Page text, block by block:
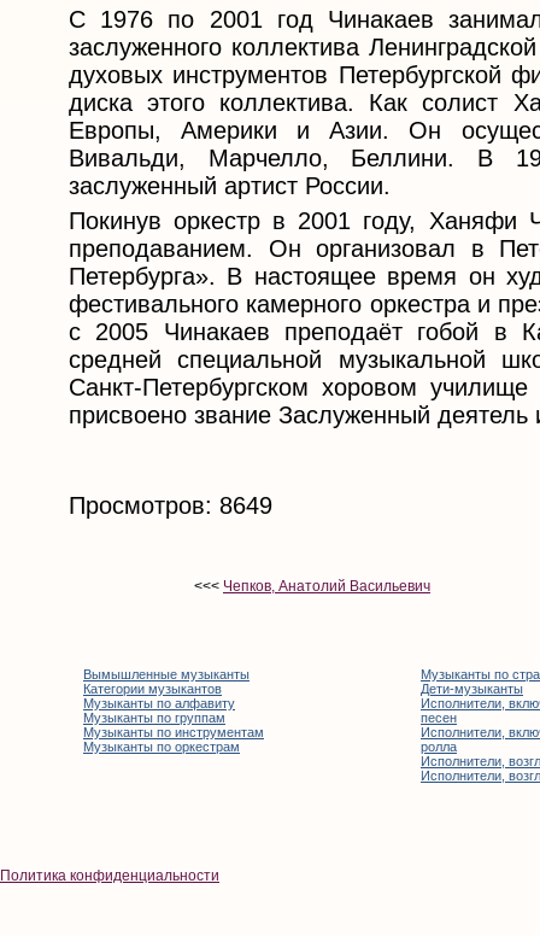
С 1976 по 2001 год Чинакаев занимал
заслуженного коллектива
духовых инструментов Петербургской
диска этого коллектива. Как солист
Европы, Америки и Азии. Он
Вивальди, Марчелло, Беллини. В
заслуженный артист России.
Покинув оркестр в 2001 году, Ханяфи
преподаванием. Он организовал в
Петербурга». В настоящее время он
фестивального камерного оркестра и
с 2005 Чинакаев преподаёт гобой в
средней специальной музыкальной
Санкт-Петербургском хоровом
присвоено звание Заслуженный деятель
Просмотров: 8649
<<< Чепков, Анатолий Васильевич
Вымышленные музыканты
Категории музыкантов
Музыканты по алфавиту
Музыканты по группам
Музыканты по инструментам
Музыканты по оркестрам
Музыканты по
Дети-музыканты
Исполнители,
песен
Исполнители,
ролла
Исполнители,
Исполнители,
Политика конфиденциальности